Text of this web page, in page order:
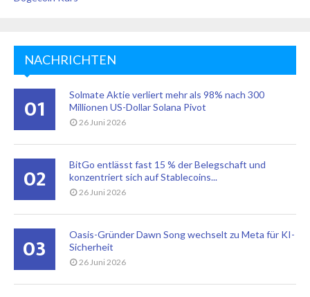
NACHRICHTEN
01
Solmate Aktie verliert mehr als 98% nach 300
Millionen US-Dollar Solana Pivot
26 Juni 2026
02
BitGo entlässt fast 15 % der Belegschaft und
konzentriert sich auf Stablecoins...
26 Juni 2026
03
Oasis-Gründer Dawn Song wechselt zu Meta für KI-
Sicherheit
26 Juni 2026